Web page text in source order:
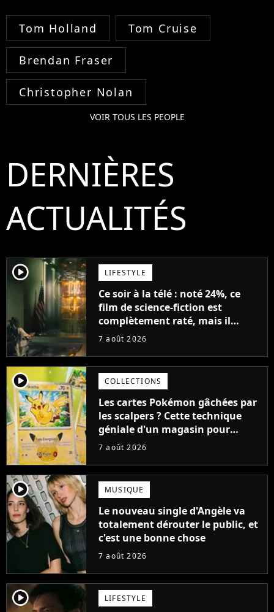
Tom Holland Tom Cruise
Brendan Fraser
Christopher Nolan
VOIR TOUS LES PEOPLE
DERNIÈRES
ACTUALITÉS
player2 LIFESTYLE
Ce soir à la télé : noté 24%, ce
film de science-fiction est
complètement raté, mais il
aurait pu être encore pire à
7 août 2026
player2 COLLECTIONS
Les cartes Pokémon gâchées par
les scalpers ? Cette technique
géniale d'un magasin pour
ruiner les revendeurs
7 août 2026
player2 MUSIQUE
Le nouveau single d'Angèle va
totalement dérouter le public, et
c'est une bonne chose
7 août 2026
player2 LIFESTYLE